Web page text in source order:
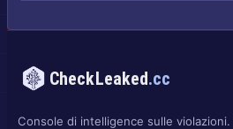
CheckLeaked.cc
Console di intelligence sulle violazioni.